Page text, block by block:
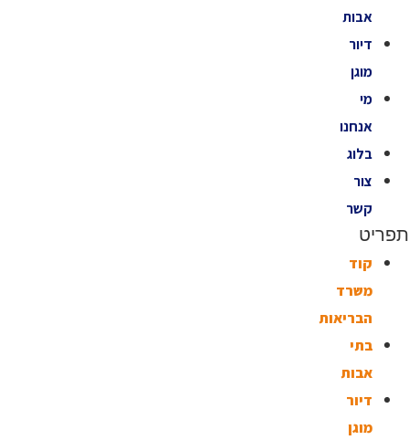
אבות
דיור
מוגן
מי
אנחנו
בלוג
צור
קשר
תפריט
קוד
משרד
הבריאות
בתי
אבות
דיור
מוגן